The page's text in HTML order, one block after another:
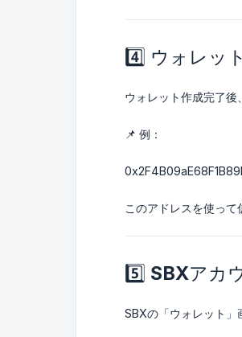
4️⃣ ウォレッ
ウォレット作成完了後
📌 例：
このアドレスを使って
5️⃣ SBXアカ
SBXの「ウォレット」